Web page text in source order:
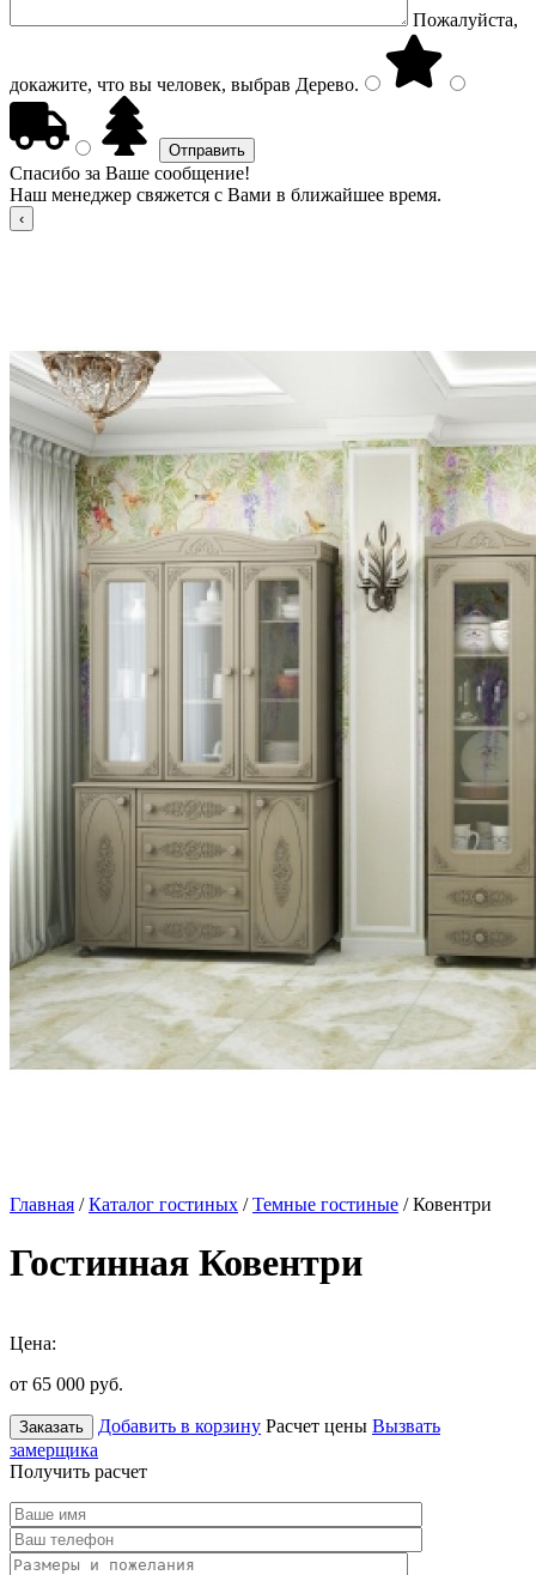
Пожалуйста,
докажите, что вы человек, выбрав Дерево.
Спасибо за Ваше сообщение!
Наш менеджер свяжется с Вами в ближайшее время.
Главная /Каталог гостиных /Темные гостиные / Ковентри
Гостинная Ковентри
Цена:
от 65 000 руб.
Заказать Добавить в корзину Расчет цены Вызвать
замерщика
Получить расчет